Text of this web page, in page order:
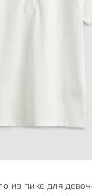
из пике для